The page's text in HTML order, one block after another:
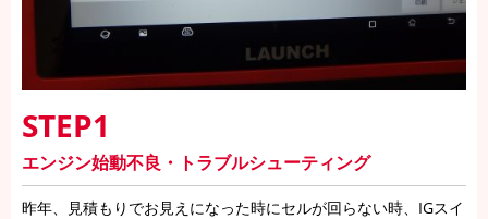
STEP1
エンジン始動不良・トラブルシューティング
昨年、見積もりでお見えになった時にセルが回らない時、IGスイ